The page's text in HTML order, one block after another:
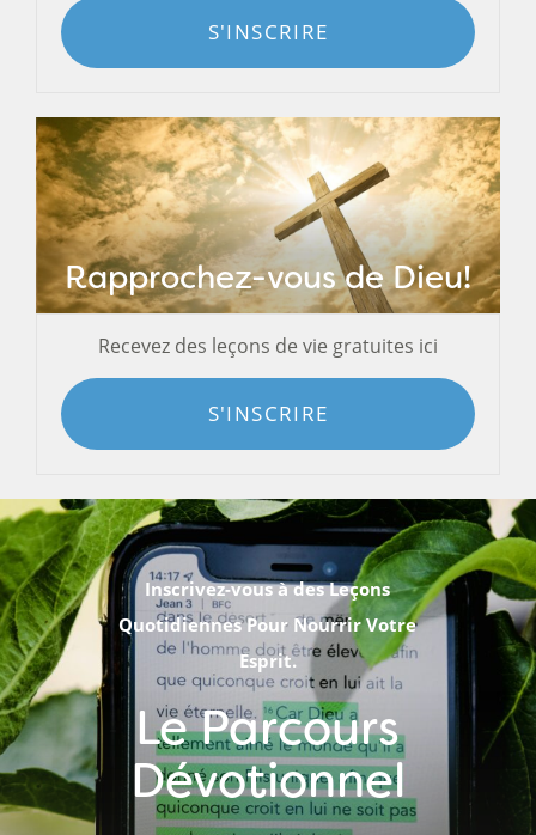
S'INSCRIRE
Rapprochez-vous de Dieu!
Recevez des leçons de vie gratuites ici
S'INSCRIRE
Inscrivez-vous à des Leçons
Quotidiennes Pour Nourrir Votre
Esprit.
Le Parcours
Dévotionnel